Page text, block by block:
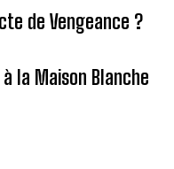
de Vengeance ?
la Maison Blanche